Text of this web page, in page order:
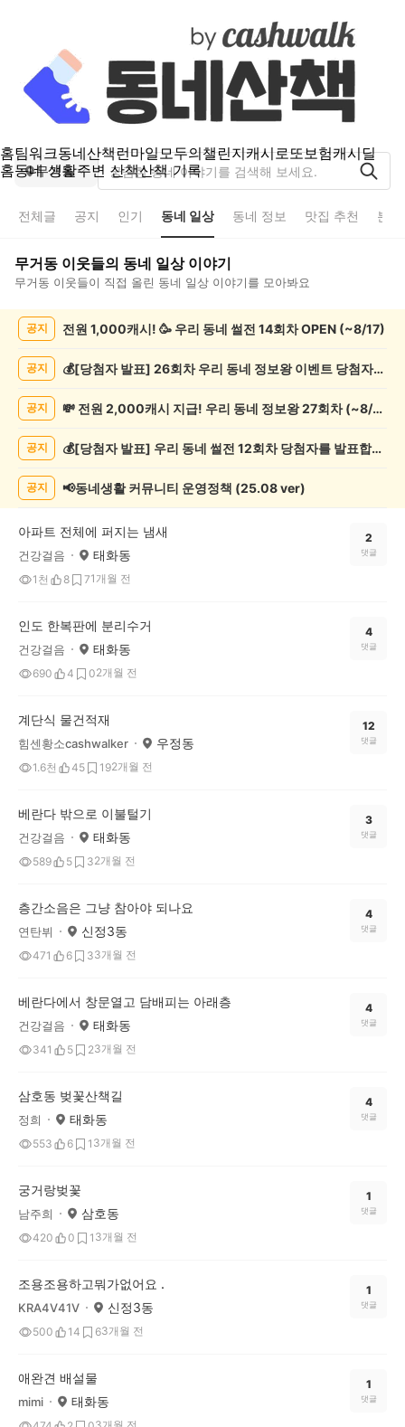
홈팀워크동네산책런마일모두의챌린지캐시로또보험캐시딜
홈동네 생활주변 산책산책 기록
무거동
전체글 공지 인기 동네 일상 동네 정보 맛집 추천 분
무거동 이웃들의 동네 일상이야기
무거동 이웃들이 직접 올린 동네 일상 이야기를 모아봐요
록
공지 전원 1,000캐시! 🥳 우리 동네 썰전 14회차 OPEN (~8/17)
공지 💰[당첨자 발표] 26회차 우리 동네 정보왕 이벤트 당첨자를 발표합니다!
공지 💸 전원 2,000캐시 지급! 우리 동네 정보왕 27회차 (~8/10)
공지 💰[당첨자 발표] 우리 동네 썰전 12회차 당첨자를 발표합니다!
공지 📢동네생활 커뮤니티 운영정책 (25.08 ver)
아파트 전체에 퍼지는 냄새
건강걸음 태화동
1천 8 71개월 전
2
댓글
인도 한복판에 분리수거
건강걸음 태화동
690 4 02개월 전
4
댓글
계단식 물건적재
힘센황소cashwalker 우정동
1.6천 45 192개월 전
12
댓글
베란다 밖으로 이불털기
건강걸음 태화동
589 5 32개월 전
3
댓글
층간소음은 그냥 참아야 되나요
연탄뷔 신정3동
471 6 33개월 전
4
댓글
베란다에서 창문열고 담배피는 아래층
건강걸음 태화동
341 5 23개월 전
4
댓글
삼호동 벚꽃산책길
정희 태화동
553 6 1 3개월 전
4
댓글
궁거랑벚꽃
남주희 삼호동
420 0 1 3개월 전
1
댓글
조용조용하고뭐가없어요 .
KRA4V41V 신정3동
500 14 63개월 전
1
댓글
애완견 배설물
mimi 태화동
1
댓글